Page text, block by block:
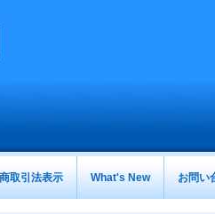
取引法表示 What's New お問い